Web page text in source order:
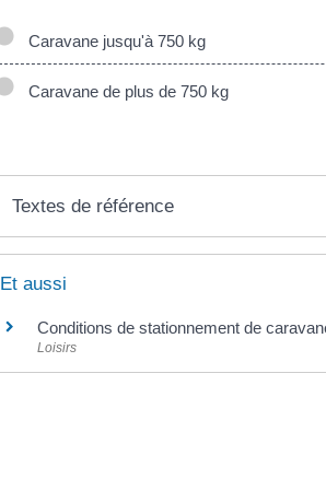
Caravane jusqu'à 750 kg
Caravane de plus de 750 kg
Textes de référence
Et aussi
Conditions de stationnement de
Loisirs